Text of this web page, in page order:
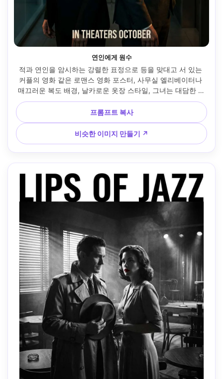
연인에게 원수
적과 연인을 암시하는 강렬한 표정으로 등을 맞대고 서 있는
커플의 영화 같은 로맨스 영화 포스터, 사무실 엘리베이터나
매끄러운 복도 배경, 날카로운 옷장 스타일, 그녀는 대담한 아
이라이너와 검은색 블레이저를 입고, 그는 차콜 슈트를 입고,
극적인 분할 조명, 높은 대비, 위 제목의 깨끗한 네거티브 공간,
85mm f/1.4로 촬영, 초현실적, 현대적인 스릴러-로맨스 포스
터 분위기 --ar 4:5
프롬프트 복사
비슷한 이미지 만들기 ↗